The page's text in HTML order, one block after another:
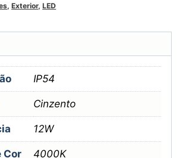
, Exterior, LED
IP54
Cinzento
12W
Cor 4000K